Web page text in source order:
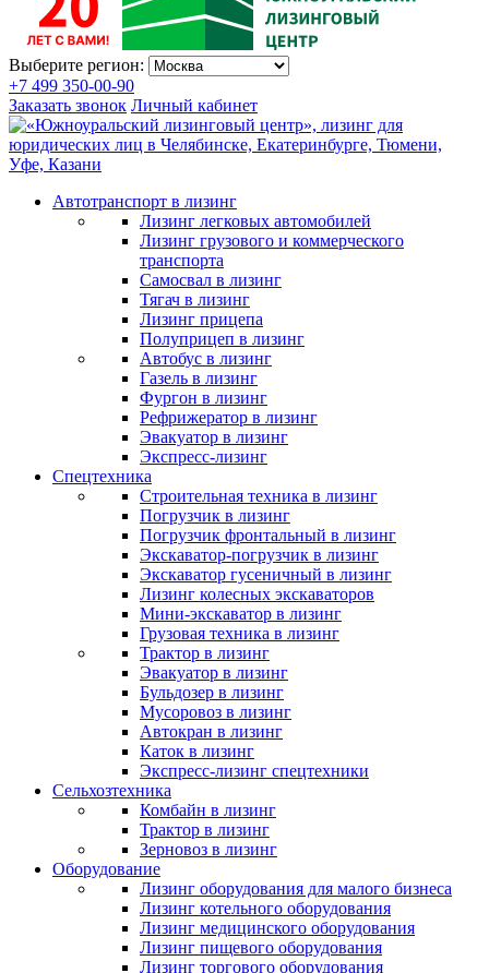
Выберите регион:
+7 499 350-00-90
Заказать звонок Личный кабинет
Автотранспорт в лизинг
Лизинг легковых автомобилей
Лизинг грузового и коммерческого
транспорта
Самосвал в лизинг
Тягач в лизинг
Лизинг прицепа
Полуприцеп в лизинг
Автобус в лизинг
Газель в лизинг
Фургон в лизинг
Рефрижератор в лизинг
Эвакуатор в лизинг
Экспресс-лизинг
Спецтехника
Строительная техника в лизинг
Погрузчик в лизинг
Погрузчик фронтальный в лизинг
Экскаватор-погрузчик в лизинг
Экскаватор гусеничный в лизинг
Лизинг колесных экскаваторов
Мини-экскаватор в лизинг
Грузовая техника в лизинг
Трактор в лизинг
Эвакуатор в лизинг
Бульдозер в лизинг
Мусоровоз в лизинг
Автокран в лизинг
Каток в лизинг
Экспресс-лизинг спецтехники
Сельхозтехника
Комбайн в лизинг
Трактор в лизинг
Зерновоз в лизинг
Оборудование
Лизинг оборудования для малого бизнеса
Лизинг котельного оборудования
Лизинг медицинского оборудования
Лизинг пищевого оборудования
Лизинг торгового оборудования